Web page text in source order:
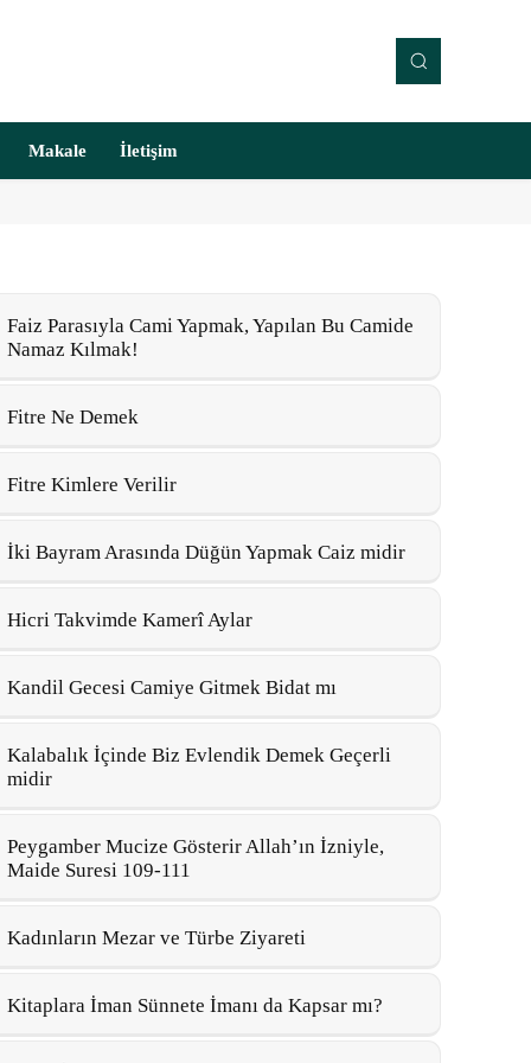
Makale İletişim
Faiz Parasıyla Cami Yapmak, Yapılan Bu Camide
Namaz Kılmak!
Fitre Ne Demek
Fitre Kimlere Verilir
İki Bayram Arasında Düğün Yapmak Caiz midir
Hicri Takvimde Kamerî Aylar
Kandil Gecesi Camiye Gitmek Bidat mı
Kalabalık İçinde Biz Evlendik Demek Geçerli
midir
Peygamber Mucize Gösterir Allah’ın İzniyle,
Maide Suresi 109-111
Kadınların Mezar ve Türbe Ziyareti
Kitaplara İman Sünnete İmanı da Kapsar mı?